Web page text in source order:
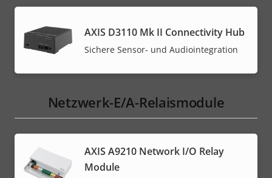
AXIS D3110 Mk II Connectivity Hub
Sichere Sensor- und Audiointegration
Netzwerk-E/A-Relaismodule
AXIS A9210 Network I/O Relay
Module